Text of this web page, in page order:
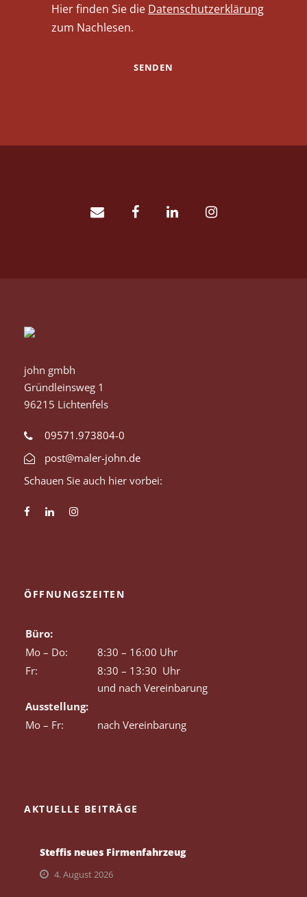
Hier finden Sie die Datenschutzerklärung
zum Nachlesen.
john gmbh
Gründleinsweg 1
96215 Lichtenfels
09571.973804-0
post@maler-john.de
Schauen Sie auch hier vorbei:
ÖFFNUNGSZEITEN
Büro:
Mo – Do:
8:30 – 16:00 Uhr
Fr:
8:30 – 13:30 Uhr
und nach Vereinbarung
Ausstellung:
Mo – Fr:
nach Vereinbarung
AKTUELLE BEITRÄGE
Steffis neues Firmenfahrzeug
4. August 2026